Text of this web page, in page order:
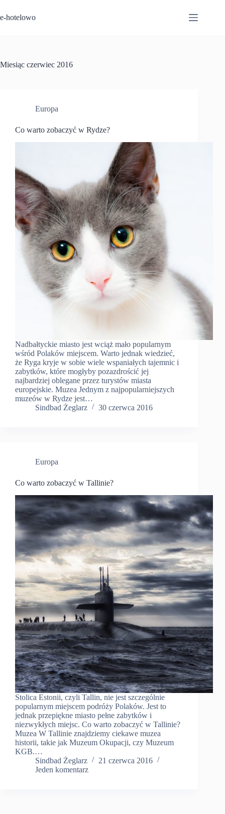
do
treści
e-hotelowo
Miesiąc czerwiec 2016
Europa
Co warto zobaczyć w Rydze?
Nadbałtyckie miasto jest wciąż mało popularnym
wśród Polaków miejscem. Warto jednak wiedzieć,
że Ryga kryje w sobie wiele wspaniałych tajemnic i
zabytków, które mogłyby pozazdrościć jej
najbardziej oblegane przez turystów miasta
europejskie. Muzea Jednym z najpopularniejszych
muzeów w Rydze jest…
Sindbad Żeglarz
30 czerwca 2016
Europa
Co warto zobaczyć w Tallinie?
Stolica Estonii, czyli Tallin, nie jest szczególnie
popularnym miejscem podróży Polaków. Jest to
jednak przepiękne miasto pełne zabytków i
niezwykłych miejsc. Co warto zobaczyć w Tallinie?
Muzea W Tallinie znajdziemy ciekawe muzea
historii, takie jak Muzeum Okupacji, czy Muzeum
KGB.…
Sindbad Żeglarz
21 czerwca 2016
Jeden komentarz